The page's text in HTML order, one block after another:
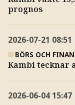
prognos
2026-07-21 08:51
BÖRS OCH
Kambi tecknar
2026-06-04 15:47